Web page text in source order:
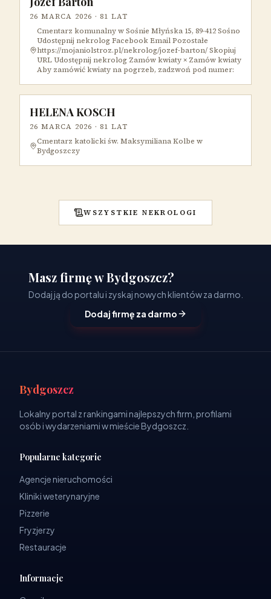
26 MARCA 2026 · 81 LAT
Cmentarz komunalny w Sośnie Młyńska 15, 89-412 Sośno
Udostępnij nekrolog Facebook Email Pozostałe
https://mojaniolstroz.pl/nekrolog/jozef-barton/ Skopiuj
URL Udostępnij nekrolog Zamów kwiaty × Zamów kwiaty
Aby zamówić kwiaty na pogrzeb, zadzwoń pod numer:
HELENA KOSCH
26 MARCA 2026 · 81 LAT
Cmentarz katolicki św. Maksymiliana Kolbe w
Bydgoszczy
WSZYSTKIE NEKROLOGI
Masz firmę w Bydgoszcz?
Dodaj ją do portalu i zyskaj nowych klientów za darmo.
Dodaj firmę za darmo
Bydgoszcz
Lokalny portal z rankingami najlepszych firm, profilami
osób i wydarzeniami w mieście Bydgoszcz.
Popularne kategorie
Agencje nieruchomości
Kliniki weterynaryjne
Pizzerie
Fryzjerzy
Restauracje
Informacje